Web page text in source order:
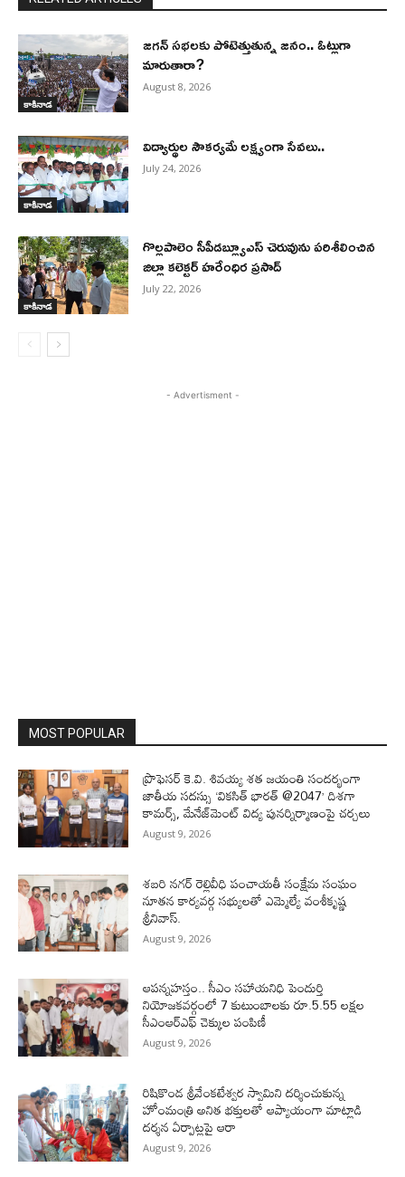
కాకినాడ
జగన్ సభలకు పోటెత్తుతున్న జనం.. ఓట్లుగా
మారుతారా?
August 8, 2026
కాకినాడ
విద్యార్థుల సౌకర్యమే లక్ష్యంగా సేవలు..
July 24, 2026
కాకినాడ
గొల్లపాలెం సీపీడబ్ల్యూఎస్‌ చెరువును పరిశీలించిన
జిల్లా కలెక్టర్ హరేంధిర ప్రసాద్
July 22, 2026
- Advertisment -
MOST POPULAR
ప్రొఫెసర్‌ కె.వి. శివయ్య శత జయంతి సందర్భంగా
జాతీయ సదస్సు ‘వికసిత్‌ భారత్‌ @2047’ దిశగా
కామర్స్‌, మేనేజ్‌మెంట్‌ విద్య పునర్నిర్మాణంపై చర్చలు
August 9, 2026
శబరి నగర్ రెల్లివీధి పంచాయతీ సంక్షేమ సంఘం
నూతన కార్యవర్గ సభ్యులతో ఎమ్మెల్యే వంశీకృష్ణ
శ్రీనివాస్.
August 9, 2026
ఆపన్నహస్తం.. సీఎం సహాయనిధి పెందుర్తి
నియోజకవర్గంలో 7 కుటుంబాలకు రూ.5.55 లక్షల
సీఎంఆర్‌ఎఫ్ చెక్కుల పంపిణీ
August 9, 2026
రిషికొండ శ్రీవేంకటేశ్వర స్వామిని దర్శించుకున్న
హోంమంత్రి అనిత భక్తులతో ఆప్యాయంగా మాట్లాడి
దర్శన ఏర్పాట్లపై ఆరా
August 9, 2026